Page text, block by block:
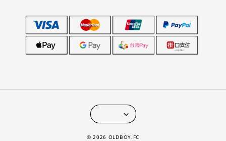
© 2026 OLDBOY.FC